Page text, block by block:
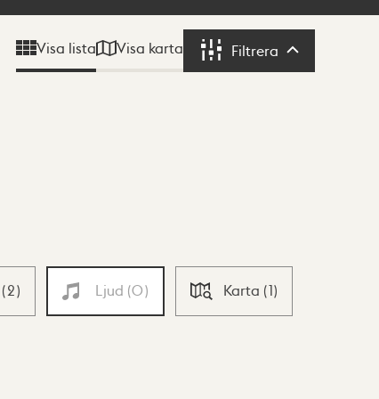
Visa lista Visa karta Filtrera Filtrera
(2) Ljud (0) Karta (1)